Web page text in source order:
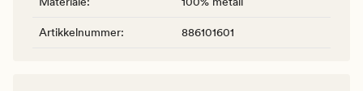
Artikkelnummer: 886101601